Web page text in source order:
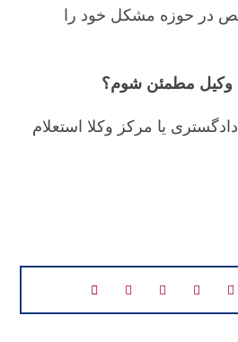
در حوزه مشکل خود را
وکیل مطمئن شوم؟
یا مرکز وکلا استعلام